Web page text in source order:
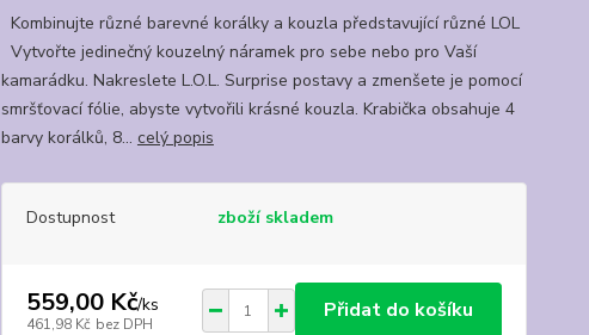
Kombinujte různé barevné korálky a kouzla představující různé LOL
Vytvořte jedinečný kouzelný náramek pro sebe nebo pro Vaší
kamarádku. Nakreslete L.O.L. Surprise postavy a zmenšete je pomocí
smršťovací fólie, abyste vytvořili krásné kouzla. Krabička obsahuje 4
barvy korálků, 8... celý popis
Dostupnost zboží skladem
559,00 Kč/ks
461,98 Kč bez DPH
Přidat do košíku